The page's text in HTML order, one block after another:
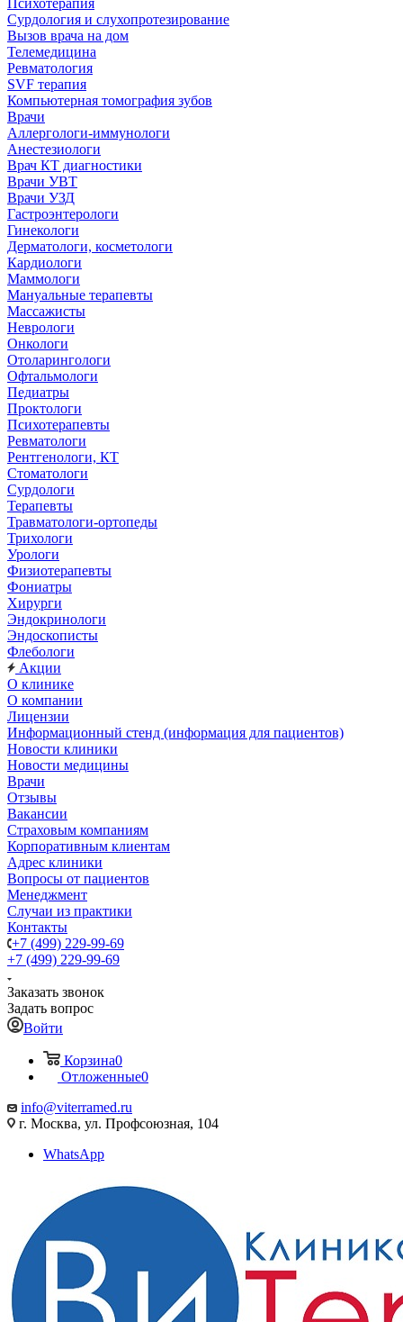
Психотерапия
Сурдология и слухопротезирование
Вызов врача на дом
Телемедицина
Ревматология
SVF терапия
Компьютерная томография зубов
Врачи
Аллергологи-иммунологи
Анестезиологи
Врач КТ диагностики
Врачи УВТ
Врачи УЗД
Гастроэнтерологи
Гинекологи
Дерматологи, косметологи
Кардиологи
Маммологи
Мануальные терапевты
Массажисты
Неврологи
Онкологи
Отоларингологи
Офтальмологи
Педиатры
Проктологи
Психотерапевты
Ревматологи
Рентгенологи, КТ
Стоматологи
Сурдологи
Терапевты
Травматологи-ортопеды
Трихологи
Урологи
Физиотерапевты
Фониатры
Хирурги
Эндокринологи
Эндоскописты
Флебологи
Акции
О клинике
О компании
Лицензии
Информационный стенд (информация для пациентов)
Новости клиники
Новости медицины
Врачи
Отзывы
Вакансии
Страховым компаниям
Корпоративным клиентам
Адрес клиники
Вопросы от пациентов
Менеджмент
Случаи из практики
Контакты
+7 (499) 229-99-69
+7 (499) 229-99-69
Заказать звонок
Задать вопрос
Войти
Корзина0
Отложенные0
info@viterramed.ru
г. Москва, ул. Профсоюзная, 104
WhatsApp